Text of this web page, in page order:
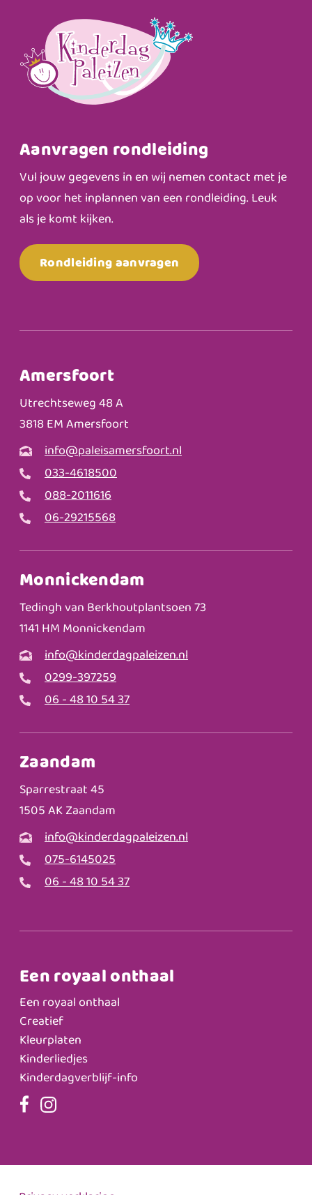
Aanvragen rondleiding
Vul jouw gegevens in en wij nemen contact met je
op voor het inplannen van een rondleiding. Leuk
als je komt kijken.
Rondleiding aanvragen
Amersfoort
Utrechtseweg 48 A
3818 EM Amersfoort
info@paleisamersfoort.nl
033-4618500
088-2011616
06-29215568
Monnickendam
Tedingh van Berkhoutplantsoen 73
1141 HM Monnickendam
info@kinderdagpaleizen.nl
0299-397259
06 - 48 10 54 37
Zaandam
Sparrestraat 45
1505 AK Zaandam
info@kinderdagpaleizen.nl
075-6145025
06 - 48 10 54 37
Een royaal onthaal
Een royaal onthaal
Creatief
Kleurplaten
Kinderliedjes
Kinderdagverblijf-info